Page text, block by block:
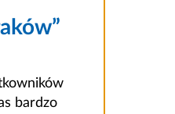
bardzo